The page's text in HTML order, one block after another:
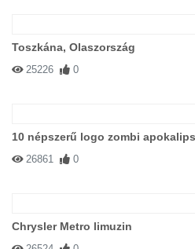
Toszkána, Olaszország
25226 0
10 népszerű logo zombi
26861 0
Chrysler Metro limuzin